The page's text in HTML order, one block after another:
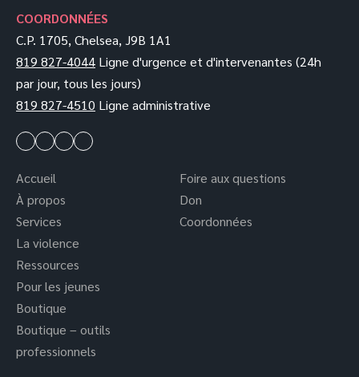
COORDONNÉES
C.P. 1705, Chelsea, J9B 1A1
819 827-4044 Ligne d'urgence et d'intervenantes (24h
par jour, tous les jours)
819 827-4510 Ligne administrative
Accueil
À propos
Services
La violence
Ressources
Pour les jeunes
Boutique
Boutique – outils
professionnels
Foire aux questions
Don
Coordonnées